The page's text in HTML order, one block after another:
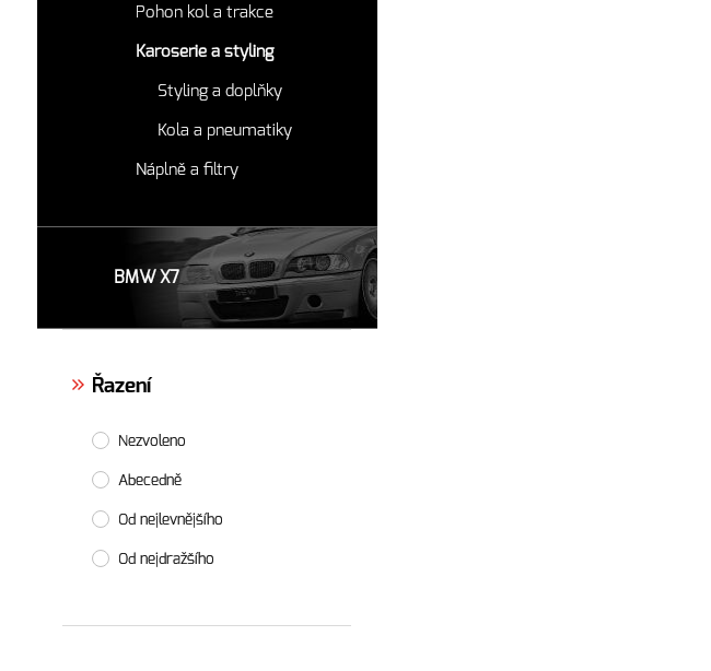
Pohon kol a trakce
Karoserie a styling
Styling a doplňky
Kola a pneumatiky
Náplně a filtry
BMW X7
Řazení
Nezvoleno
Abecedně
Od nejlevnějšího
Od nejdražšího